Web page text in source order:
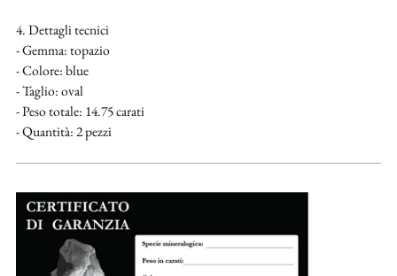
4. Dettagli tecnici
- Gemma: topazio
- Colore: blue
- Taglio: oval
- Peso totale: 14.75 carati
- Quantità: 2 pezzi